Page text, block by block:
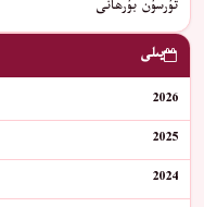
تۇرسۇن بۇرھانى
يىلى
2026
2025
2024